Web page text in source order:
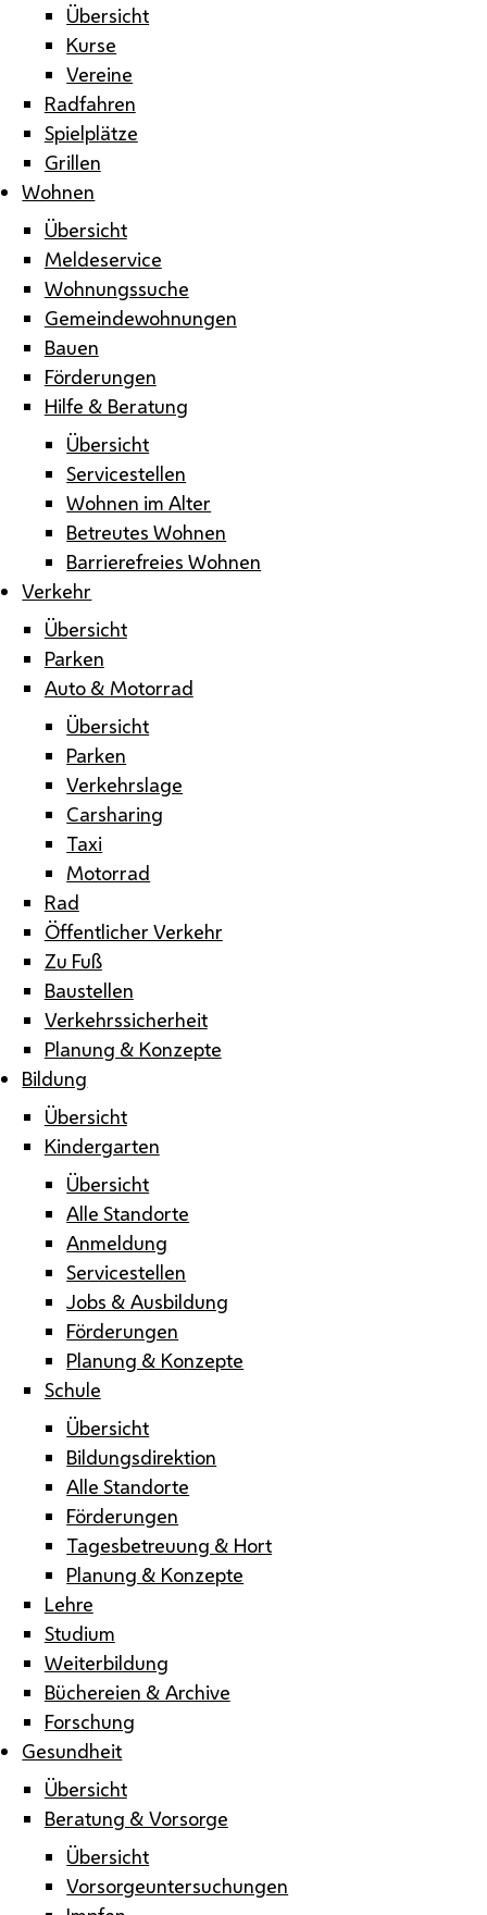
Übersicht
Kurse
Vereine
Radfahren
Spielplätze
Grillen
Wohnen
Übersicht
Meldeservice
Wohnungssuche
Gemeindewohnungen
Bauen
Förderungen
Hilfe & Beratung
Übersicht
Servicestellen
Wohnen im Alter
Betreutes Wohnen
Barrierefreies Wohnen
Verkehr
Übersicht
Parken
Auto & Motorrad
Übersicht
Parken
Verkehrslage
Carsharing
Taxi
Motorrad
Rad
Öffentlicher Verkehr
Zu Fuß
Baustellen
Verkehrssicherheit
Planung & Konzepte
Bildung
Übersicht
Kindergarten
Übersicht
Alle Standorte
Anmeldung
Servicestellen
Jobs & Ausbildung
Förderungen
Planung & Konzepte
Schule
Übersicht
Bildungsdirektion
Alle Standorte
Förderungen
Tagesbetreuung & Hort
Planung & Konzepte
Lehre
Studium
Weiterbildung
Büchereien & Archive
Forschung
Gesundheit
Übersicht
Beratung & Vorsorge
Übersicht
Vorsorgeuntersuchungen